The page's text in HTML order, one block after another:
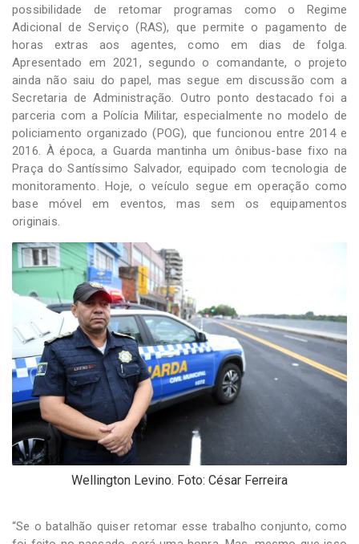
possibilidade de retomar programas como o Regime
Adicional de Serviço (RAS), que permite o pagamento de
horas extras aos agentes, como em dias de folga.
Apresentado em 2021, segundo o comandante, o projeto
ainda não saiu do papel, mas segue em discussão com a
Secretaria de Administração. Outro ponto destacado foi a
parceria com a Polícia Militar, especialmente no modelo de
policiamento organizado (POG), que funcionou entre 2014 e
2016. À época, a Guarda mantinha um ônibus-base fixo na
Praça do Santíssimo Salvador, equipado com tecnologia de
monitoramento. Hoje, o veículo segue em operação como
base móvel em eventos, mas sem os equipamentos
originais.
Wellington Levino. Foto: César Ferreira
“Se o batalhão quiser retomar esse trabalho conjunto, como